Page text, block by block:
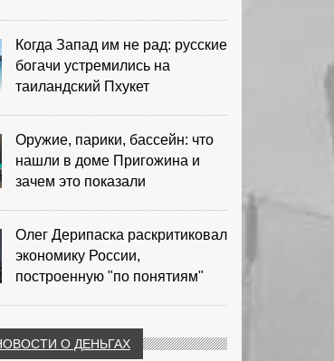
Когда Запад им не рад: русские
богачи устремились на
таиландский Пхукет
Оружие, парики, бассейн: что
нашли в доме Пригожина и
зачем это показали
Олег Дерипаска раскритиковал
экономику России,
построенную "по понятиям"
О ДЕНЬГАХ